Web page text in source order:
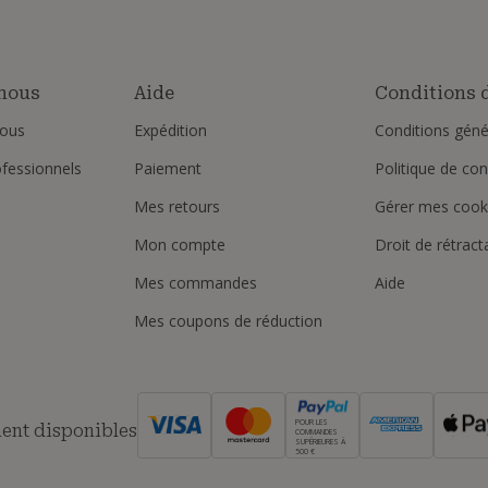
Aide
Expédition
Paiement
Mes retours
Mon compte
Mes commandes
Mes coupons de réduction
Conditions
Conditions
Politique de
Gérer mes
Droit de
Aide
disponibles
POUR LES
COMMANDES
SUPÉRIEURES À
500 €